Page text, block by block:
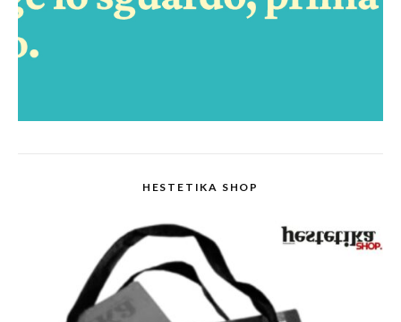
HESTETIKA SHOP